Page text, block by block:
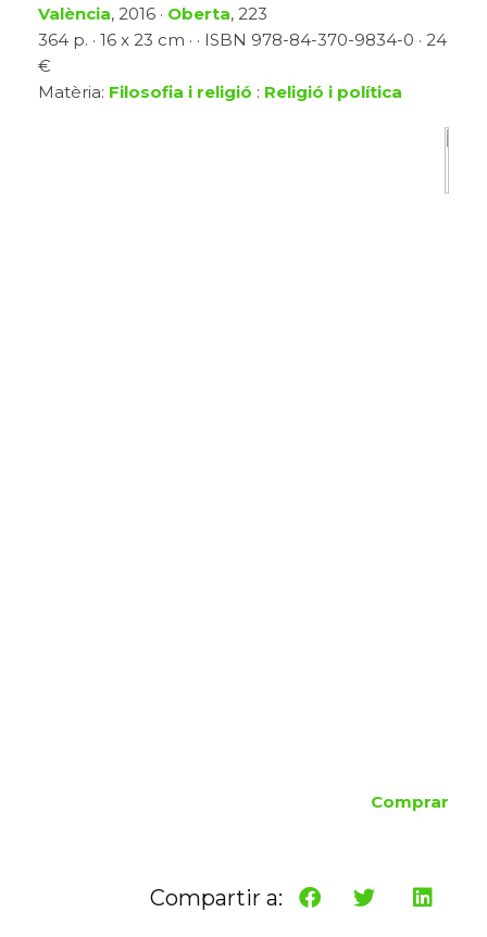
València, 2016 · Oberta, 223
364 p. · 16 x 23 cm · · ISBN 978-84-370-9834-0 · 24
€
Matèria: Filosofia i religió : Religió i política
Comprar
Compartir a: